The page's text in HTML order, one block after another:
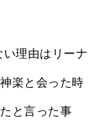
楽と会った時
と言った事